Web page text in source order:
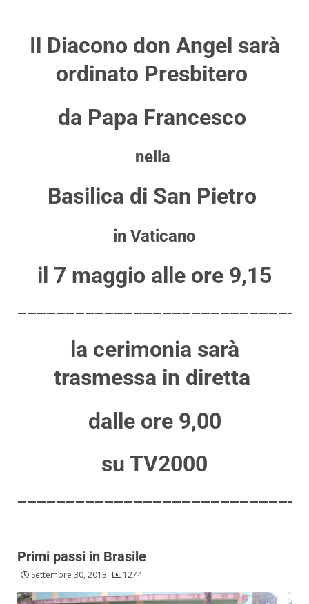
Il Diacono don Angel sarà
ordinato Presbitero
da Papa Francesco
nella
Basilica di San Pietro
in Vaticano
il 7 maggio alle ore 9,15
la cerimonia sarà
trasmessa in diretta
dalle ore 9,00
su TV2000
Primi passi in Brasile
Settembre 30, 2013 1274